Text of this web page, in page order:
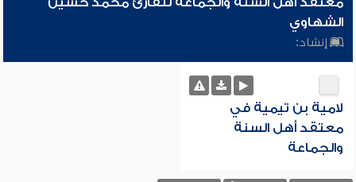
الشهاوي
إنشاد:
لامية بن تيمية في
معتقد أهل السنة
والجماعة